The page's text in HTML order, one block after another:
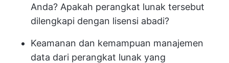
Anda? Apakah perangkat lunak tersebut
dilengkapi dengan lisensi abadi?
Keamanan dan kemampuan manajemen
data dari perangkat lunak yang